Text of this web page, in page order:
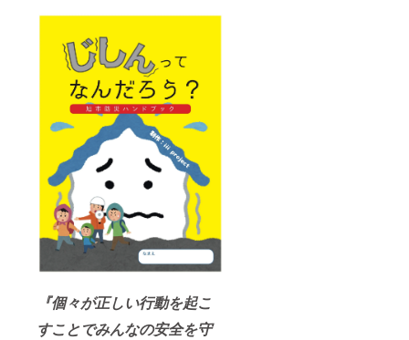
『個々が正しい行動を起こ
すことでみんなの安全を守